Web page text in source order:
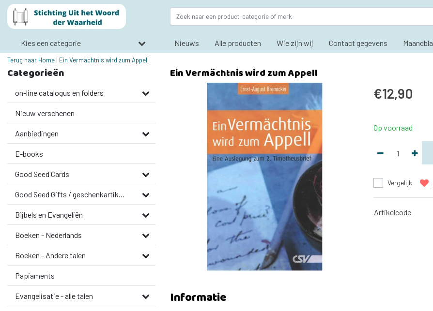
Kies een categorie Nieuws Alle producten Wie zijn wij Contact gegevens
Terug naar Home | Ein Vermächtnis wird zum Appell
Categorieën
on-line catalogus en folders
Nieuw verschenen
Aanbiedingen
E-books
Good Seed Cards
Good Seed Gifts / geschenkartikelen
Bijbels en Evangeliën
Boeken - Nederlands
Boeken - Andere talen
Papiaments
Evangelisatie - alle talen
Ein Vermächtnis wird zum Appell
€12,90
Op voorraad
Vergelijk
Artikelcode
Informatie